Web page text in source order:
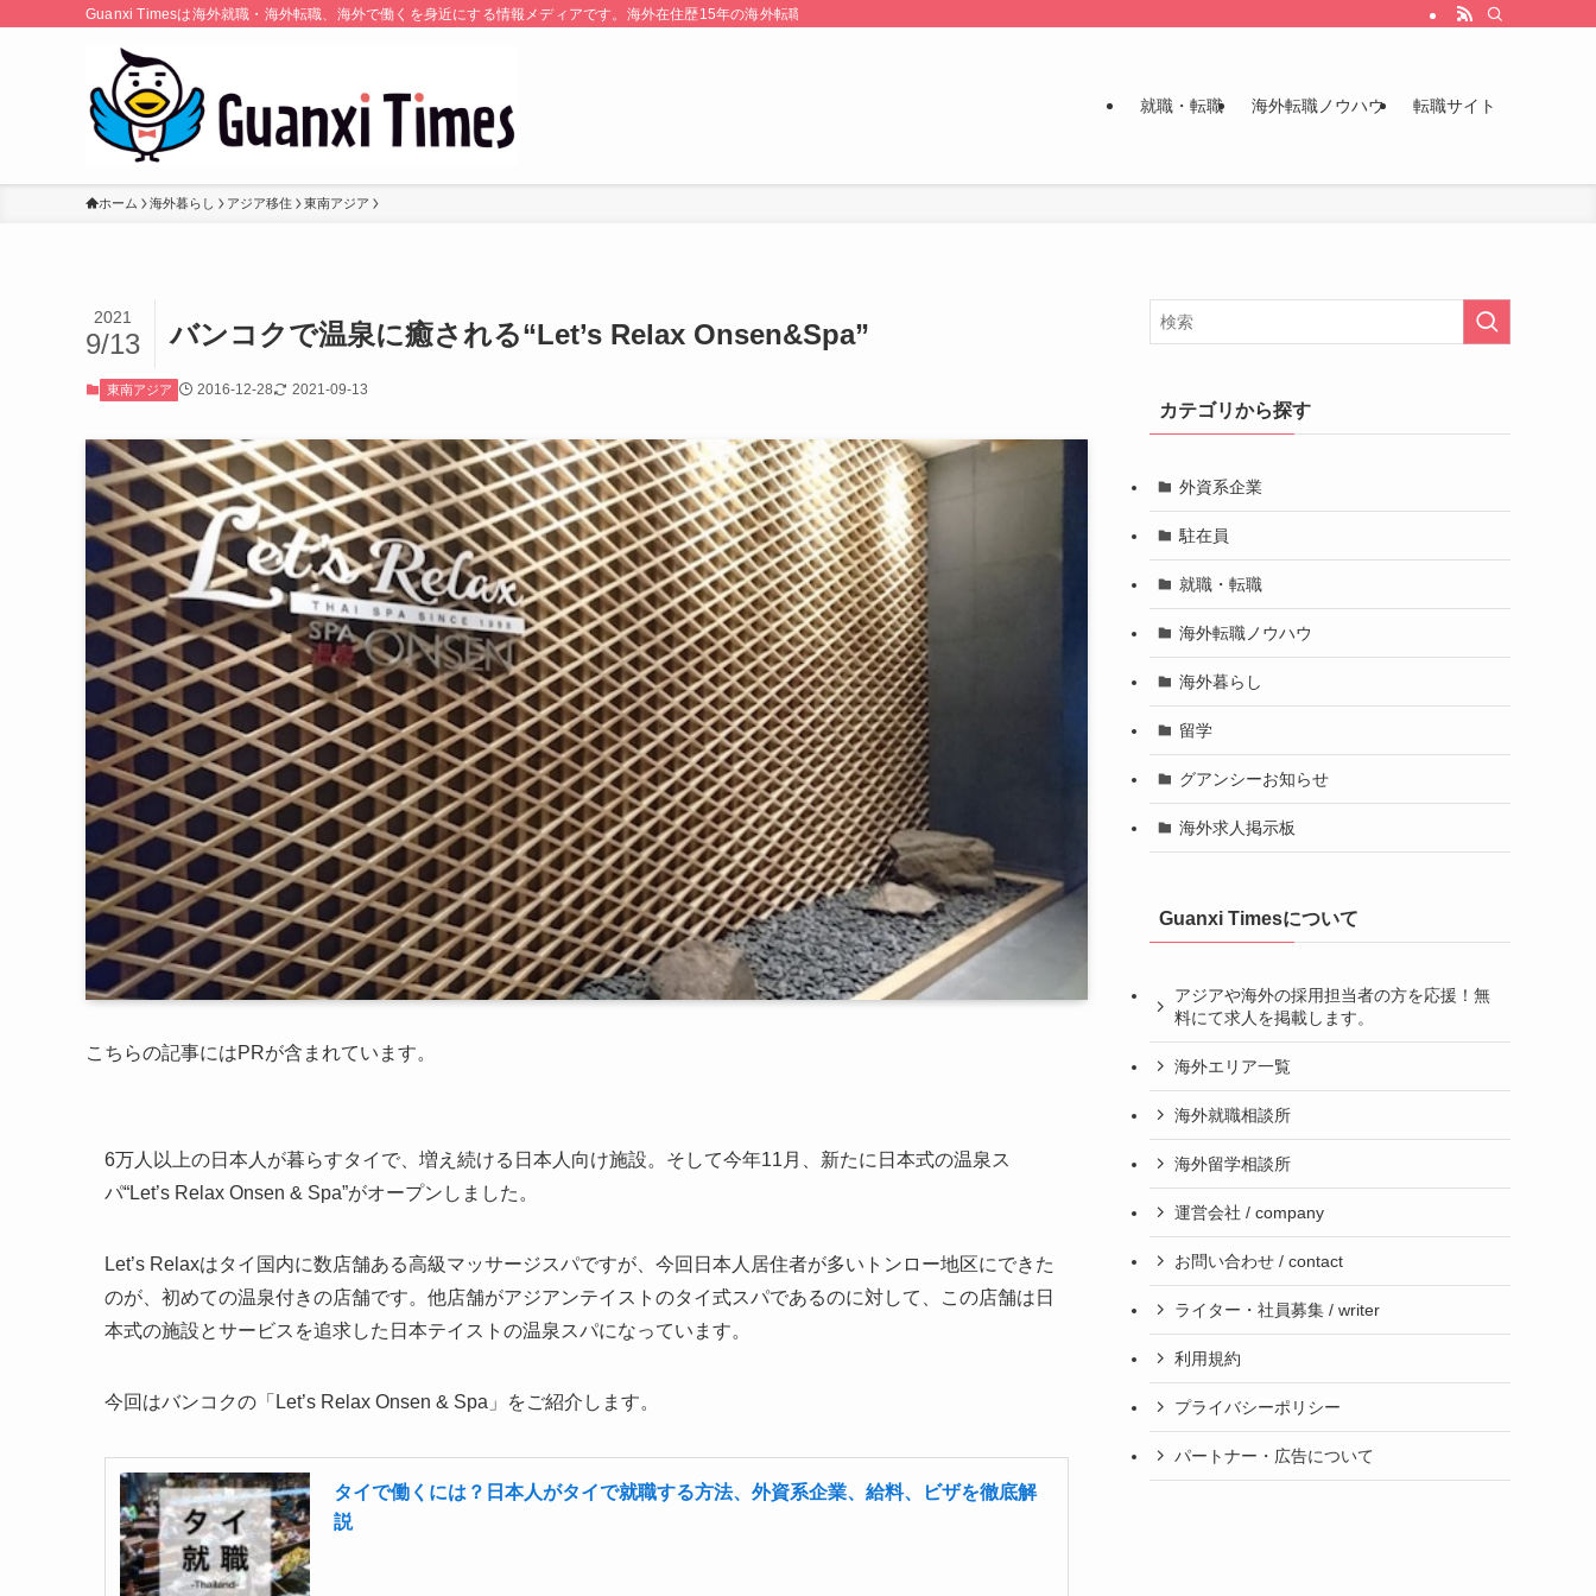
Guanxi Timesは海外就職・海外転職、海外で働くを身近にする情報メディアです。海外在住歴15年の海外転職のプロが監修・運営しています。
就職・転職 海外転職ノウハウ 転職サイト
ホーム 海外暮らし アジア移住 東南アジア
バンコクで温泉に癒される“Let’s Relax Onsen&Spa”
2021
9/13
東南アジア 2016-12-28 2021-09-13
こちらの記事にはPRが含まれています。
6万人以上の日本人が暮らすタイで、増え続ける日本人向け施設。そして今年11月、新たに日本式の温泉ス
パ“Let’s Relax Onsen & Spa”がオープンしました。
Let’s Relaxはタイ国内に数店舗ある高級マッサージスパですが、今回日本人居住者が多いトンロー地区にできた
のが、初めての温泉付きの店舗です。他店舗がアジアンテイストのタイ式スパであるのに対して、この店舗は日
本式の施設とサービスを追求した日本テイストの温泉スパになっています。
今回はバンコクの「Let’s Relax Onsen & Spa」をご紹介します。
タイで働くには？日本人がタイで就職する方法、外資系企業、給料、ビザを徹底解
説
カテゴリから探す
外資系企業
駐在員
就職・転職
海外転職ノウハウ
海外暮らし
留学
グアンシーお知らせ
海外求人掲示板
Guanxi Timesについて
アジアや海外の採用担当者の方を応援！無
料にて求人を掲載します。
海外エリア一覧
海外就職相談所
海外留学相談所
運営会社 / company
お問い合わせ / contact
ライター・社員募集 / writer
利用規約
プライバシーポリシー
パートナー・広告について